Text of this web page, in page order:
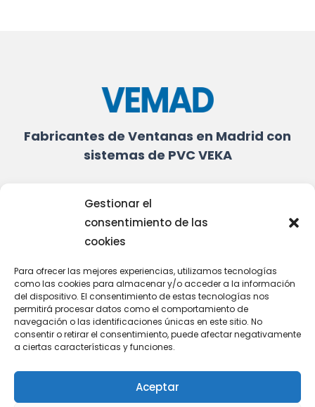
Gestionar el
consentimiento de las
cookies
Para ofrecer las mejores experiencias, utilizamos tecnologías
como las cookies para almacenar y/o acceder a la información
del dispositivo. El consentimiento de estas tecnologías nos
permitirá procesar datos como el comportamiento de
navegación o las identificaciones únicas en este sitio. No
consentir o retirar el consentimiento, puede afectar negativamente
a ciertas características y funciones.
Aceptar
Fabricantes de Ventanas en Madrid con
sistemas de PVC VEKA
info@vemad.es
Oficina en Chamartín:
28016 Madrid
Fábrica de Ventanas:
Calle Cobre 2
Polígono Industrial Los Hueros
Villalbilla 28810 Madrid